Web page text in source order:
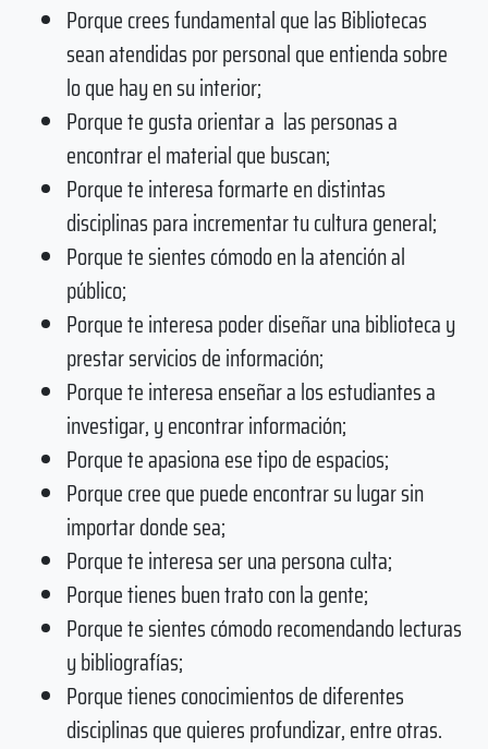
Porque crees fundamental que las Bibliotecas
sean atendidas por personal que entienda sobre
lo que hay en su interior;
Porque te gusta orientar a las personas a
encontrar el material que buscan;
Porque te interesa formarte en distintas
disciplinas para incrementar tu cultura general;
Porque te sientes cómodo en la atención al
público;
Porque te interesa poder diseñar una biblioteca y
prestar servicios de información;
Porque te interesa enseñar a los estudiantes a
investigar, y encontrar información;
Porque te apasiona ese tipo de espacios;
Porque cree que puede encontrar su lugar sin
importar donde sea;
Porque te interesa ser una persona culta;
Porque tienes buen trato con la gente;
Porque te sientes cómodo recomendando lecturas
y bibliografías;
Porque tienes conocimientos de diferentes
disciplinas que quieres profundizar, entre otras.